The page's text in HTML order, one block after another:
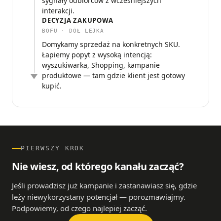
interakcji.
DECYZJA ZAKUPOWA
BOFU · DÓŁ LEJKA
Domykamy sprzedaż na konkretnych SKU.
Łapiemy popyt z wysoką intencją:
wyszukiwarka, Shopping, kampanie
produktowe — tam gdzie klient jest gotowy
kupić.
PIERWSZY KROK
Nie wiesz, od którego kanału zacząć?
Jeśli prowadzisz już kampanie i zastanawiasz się, gdzie
leży niewykorzystany potencjał — porozmawiajmy.
Podpowiemy, od czego najlepiej zacząć.